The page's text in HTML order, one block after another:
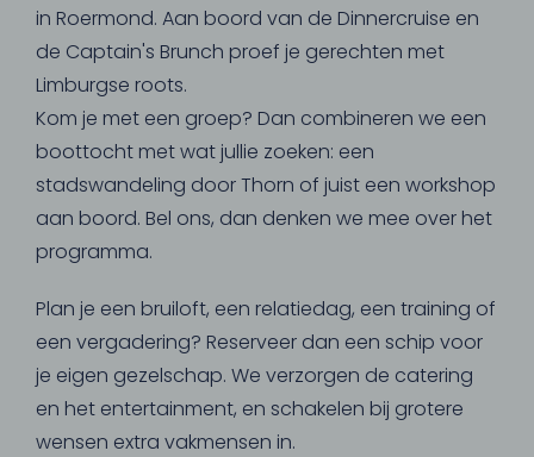
in Roermond. Aan boord van de Dinnercruise en
de Captain's Brunch proef je gerechten met
Limburgse roots.
Kom je met een groep? Dan combineren we een
boottocht met wat jullie zoeken: een
stadswandeling door Thorn of juist een workshop
aan boord. Bel ons, dan denken we mee over het
programma.
Plan je een bruiloft, een relatiedag, een training of
een vergadering? Reserveer dan een schip voor
je eigen gezelschap. We verzorgen de catering
en het entertainment, en schakelen bij grotere
wensen extra vakmensen in.